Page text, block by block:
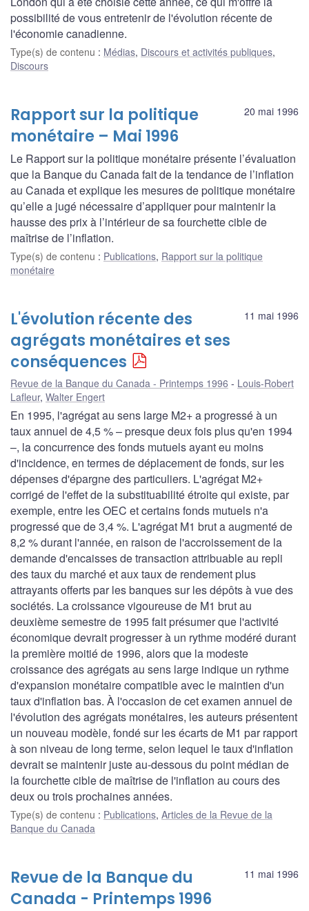
possibilité de vous entretenir de l'évolution récente de
l'économie canadienne.
Type(s) de contenu : Médias, Discours et activités publiques,
Discours
20 mai 1996
Rapport sur la politique
monétaire – Mai 1996
Le Rapport sur la politique monétaire présente l’évaluation
que la Banque du Canada fait de la tendance de l’inflation
au Canada et explique les mesures de politique monétaire
qu’elle a jugé nécessaire d’appliquer pour maintenir la
hausse des prix à l’intérieur de sa fourchette cible de
maîtrise de l’inflation.
Type(s) de contenu : Publications, Rapport sur la politique
monétaire
11 mai 1996
L'évolution récente des
agrégats monétaires et ses
conséquences
Revue de la Banque du Canada - Printemps 1996
Louis-Robert
Lafleur, Walter Engert
En 1995, l'agrégat au sens large M2+ a progressé à un
taux annuel de 4,5 % – presque deux fois plus qu'en 1994
–, la concurrence des fonds mutuels ayant eu moins
d'incidence, en termes de déplacement de fonds, sur les
dépenses d'épargne des particuliers. L'agrégat M2+
corrigé de l'effet de la substituabilité étroite qui existe, par
exemple, entre les OEC et certains fonds mutuels n'a
progressé que de 3,4 %. L'agrégat M1 brut a augmenté de
8,2 % durant l'année, en raison de l'accroissement de la
demande d'encaisses de transaction attribuable au repli
des taux du marché et aux taux de rendement plus
attrayants offerts par les banques sur les dépôts à vue des
sociétés. La croissance vigoureuse de M1 brut au
deuxième semestre de 1995 fait présumer que l'activité
économique devrait progresser à un rythme modéré durant
la première moitié de 1996, alors que la modeste
croissance des agrégats au sens large indique un rythme
d'expansion monétaire compatible avec le maintien d'un
taux d'inflation bas. À l'occasion de cet examen annuel de
l'évolution des agrégats monétaires, les auteurs présentent
un nouveau modèle, fondé sur les écarts de M1 par rapport
à son niveau de long terme, selon lequel le taux d'inflation
devrait se maintenir juste au-dessous du point médian de
la fourchette cible de maîtrise de l'inflation au cours des
deux ou trois prochaines années.
Type(s) de contenu : Publications, Articles de la Revue de la
Banque du Canada
11 mai 1996
Revue de la Banque du
Canada - Printemps 1996